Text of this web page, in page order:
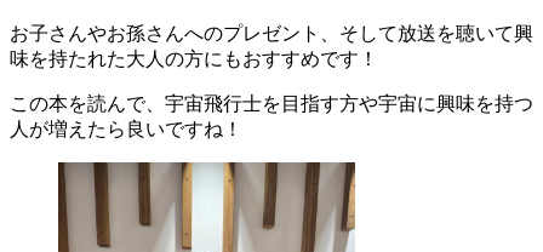
お子さんやお孫さんへのプレゼント、そして放送を聴いて興
味を持たれた大人の方にもおすすめです！
この本を読んで、宇宙飛行士を目指す方や宇宙に興味を持つ
人が増えたら良いですね！